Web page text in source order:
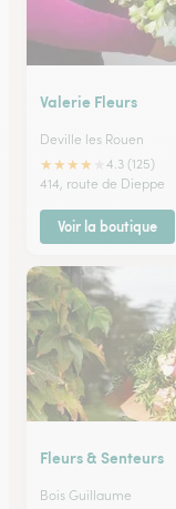
Valerie Fleurs
Deville les Rouen
★★★★
4.3 (125)
414, route de Dieppe
Voir la boutique
Fleurs & Senteurs
Bois Guillaume